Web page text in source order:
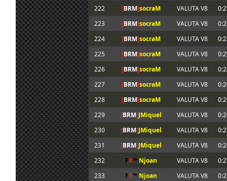
222 [BRM]socraM VALUTA V8
223
[BRM]socraM VALUTA V8
224
[BRM]socraM VALUTA V8
225
[BRM]socraM VALUTA V8
226
[BRM]socraM VALUTA V8
227
[BRM]socraM VALUTA V8
228
[BRM]socraM VALUTA V8
229
[BRM]JMiquel VALUTA V8
230
[BRM]JMiquel VALUTA V8
231
[BRM]JMiquel VALUTA V8
232
FR™ Njoan VALUTA V8
233
FR™ Njoan VALUTA V8